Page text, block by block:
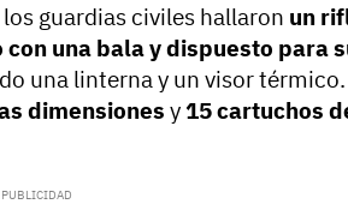
guardias civiles hallaron un
una bala y dispuesto para
una linterna y un visor térmico.
dimensiones y 15 cartuchos